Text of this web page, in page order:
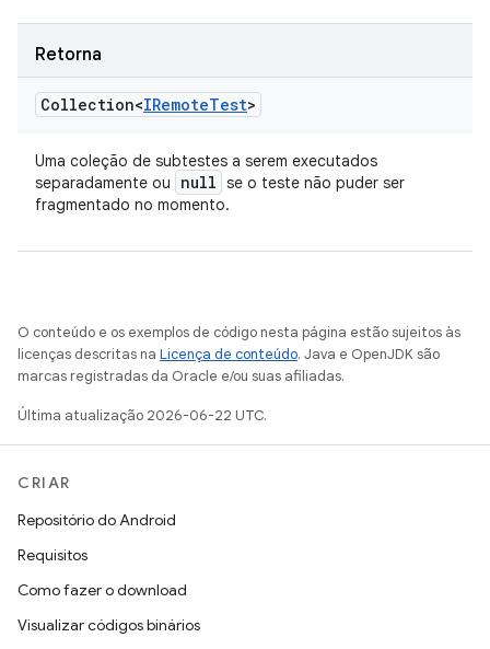
Retorna
Collection<IRemoteTest>
Uma coleção de subtestes a serem executados
separadamente ou
null se o teste não puder ser
fragmentado no momento.
O conteúdo e os exemplos de código nesta página estão sujeitos às
licenças descritas na Licença de conteúdo. Java e OpenJDK são
marcas registradas da Oracle e/ou suas afiliadas.
Última atualização 2026-06-22 UTC.
CRIAR
Repositório do Android
Requisitos
Como fazer o download
Visualizar códigos binários